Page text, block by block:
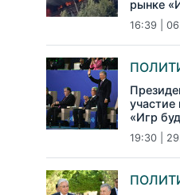
рынке
16:39 |
«Игр
19:30 |